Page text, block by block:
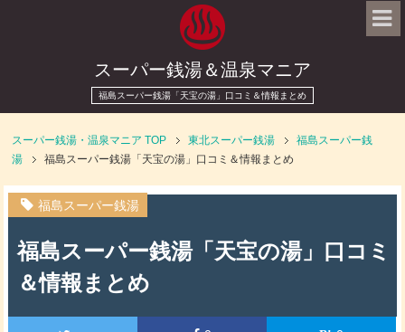
スーパー銭湯＆温泉マニア
福島スーパー銭湯「天宝の湯」口コミ＆情報まとめ
スーパー銭湯・温泉マニア TOP 東北スーパー銭湯
福島スーパー銭
湯
福島スーパー銭湯「天宝の湯」口コミ＆情報まとめ
福島スーパー銭湯
福島スーパー銭湯「天宝の湯」口コミ
＆情報まとめ